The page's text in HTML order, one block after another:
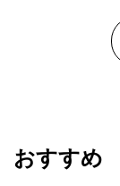
おすすめ